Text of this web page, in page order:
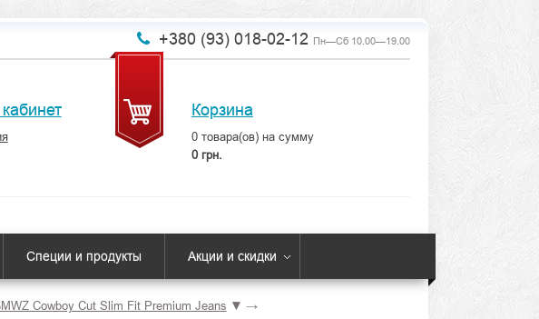
+380 (93) 018-02-12 Пн—Сб 10.00—19.00
Корзина
0товара(ов) на сумму
0 грн.
Специи и продукты Акции и скидки
Cowboy Cut Slim Fit Premium Jeans ▼ →